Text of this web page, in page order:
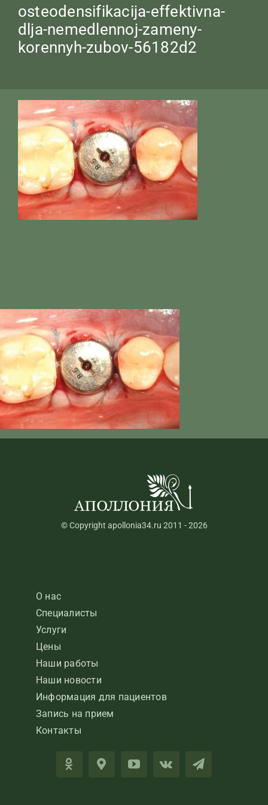
osteodensifikacija-effektivna-
dlja-nemedlennoj-zameny-
korennyh-zubov-56182d2
© Copyright apollonia34.ru 2011 - 2026
О нас
Специалисты
Услуги
Цены
Наши работы
Наши новости
Информация для пациентов
Запись на прием
Контакты